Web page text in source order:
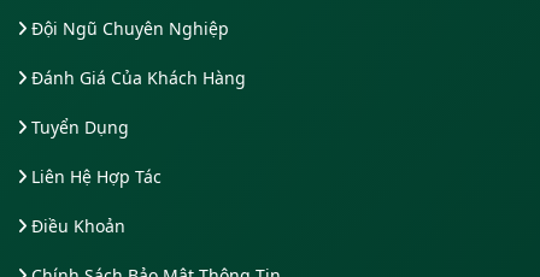
Đội Ngũ Chuyên Nghiệp
Đánh Giá Của Khách Hàng
Tuyển Dụng
Liên Hệ Hợp Tác
Điều Khoản